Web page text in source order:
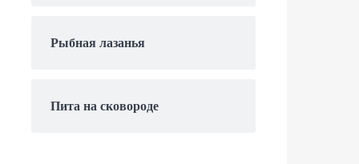
Рыбная лазанья
Пита на сковороде